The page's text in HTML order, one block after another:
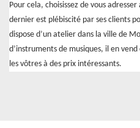
Pour cela, choisissez de vous
dernier est plébiscité par ses clients
dispose d’un atelier dans la ville de
d’instruments de musiques, il en
les vôtres à des prix intéressants.